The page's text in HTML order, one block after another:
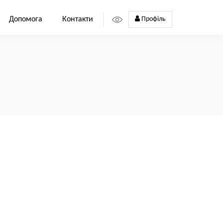
Допомога Контакти Профіль